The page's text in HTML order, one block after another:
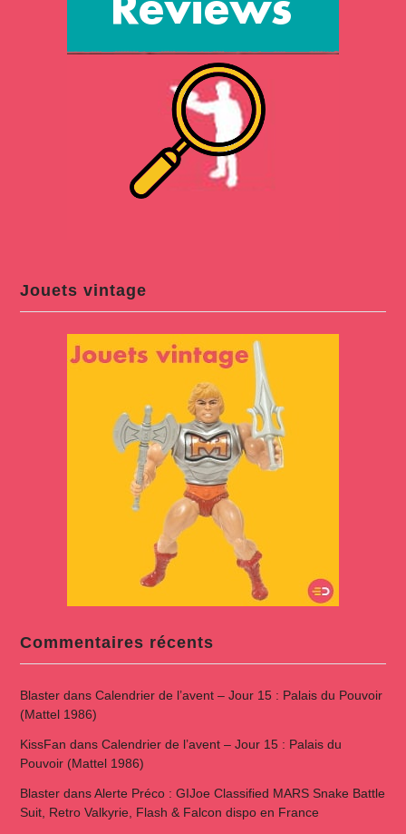
Jouets vintage
Commentaires récents
Blasterdans Calendrier de l’avent – Jour 15 : Palais du Pouvoir
(Mattel 1986)
KissFan dans Calendrier de l’avent – Jour 15 : Palais du
Pouvoir (Mattel 1986)
BlasterdansAlerte Préco : GIJoe Classified MARS Snake Battle
Suit, Retro Valkyrie, Flash & Falcon dispo en France